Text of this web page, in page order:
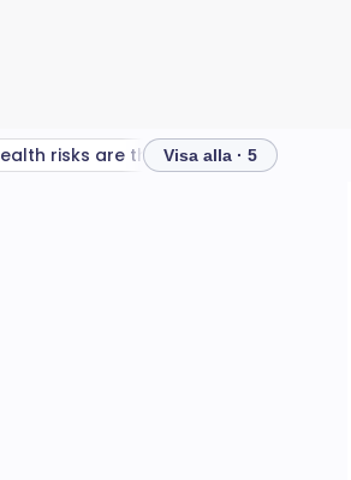
Visa alla · 5